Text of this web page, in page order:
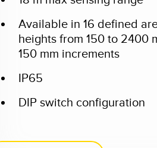
Available in 16 defined
heights from 150 to 2400
150 mm increments
IP65
DIP switch configuration